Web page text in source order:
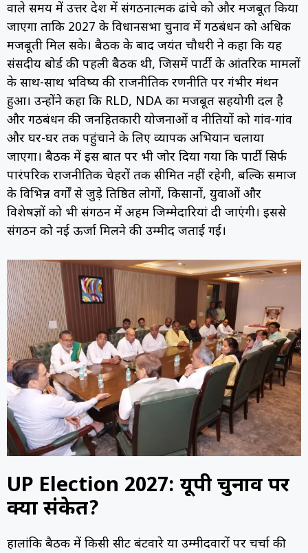
वाले समय में उत्तर प्रदेश में संगठनात्मक ढांचे को और मजबूत किया
जाएगा ताकि 2027 के विधानसभा चुनाव में गठबंधन को अधिक
मजबूती मिल सके। बैठक के बाद जयंत चौधरी ने कहा कि यह
संसदीय बोर्ड की पहली बैठक थी, जिसमें पार्टी के आंतरिक मामलों
के साथ-साथ भविष्य की राजनीतिक रणनीति पर गंभीर मंथन
हुआ। उन्होंने कहा कि RLD, NDA का मजबूत सहयोगी दल है
और गठबंधन की जनहितकारी योजनाओं व नीतियों को गांव-गांव
और घर-घर तक पहुंचाने के लिए व्यापक अभियान चलाया
जाएगा। बैठक में इस बात पर भी जोर दिया गया कि पार्टी सिर्फ
पारंपरिक राजनीतिक चेहरों तक सीमित नहीं रहेगी, बल्कि समाज
के विभिन्न वर्गों से जुड़े प्रतिष्ठित लोगों, किसानों, युवाओं और
विशेषज्ञों को भी संगठन में अहम जिम्मेदारियां दी जाएंगी। इससे
संगठन को नई ऊर्जा मिलने की उम्मीद जताई गई।
UP Election 2027: यूपी चुनाव पर
क्या संकेत?
हालांकि बैठक में किसी सीट बंटवारे या उम्मीदवारों पर चर्चा की